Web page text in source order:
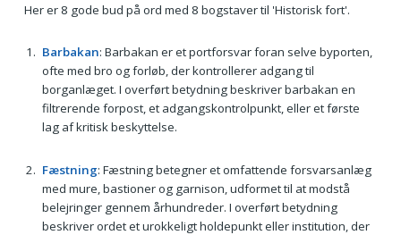
Her er 8 gode bud på ord med 8 bogstaver til 'Historisk fort'.
Barbakan: Barbakan er et portforsvar foran selve byporten,
ofte med bro og forløb, der kontrollerer adgang til
borganlæget. I overført betydning beskriver barbakan en
filtrerende forpost, et adgangskontrolpunkt, eller et første
lag af kritisk beskyttelse.
Fæstning: Fæstning betegner et omfattende forsvarsanlæg
med mure, bastioner og garnison, udformet til at modstå
belejringer gennem århundreder. I overført betydning
beskriver ordet et urokkeligt holdepunkt eller institution, der